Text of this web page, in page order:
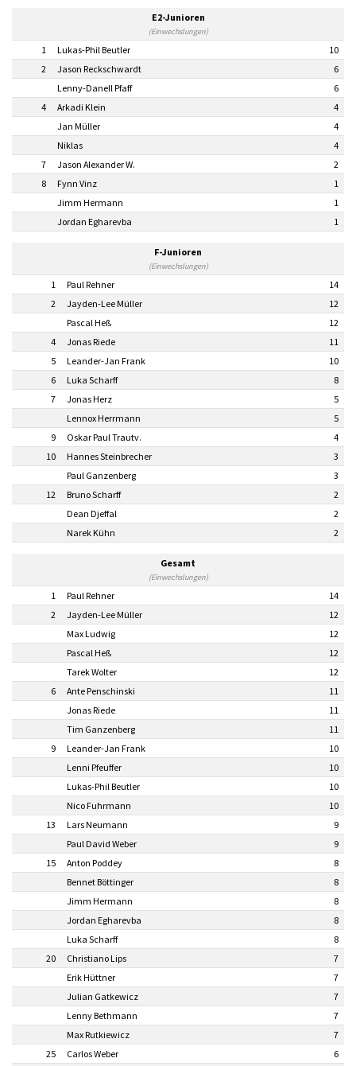
E2-Junioren
(Einwechslungen)
1 Lukas-Phil Beutler
10
2
Jason Reckschwardt
6
Lenny-Danell Pfaff
6
4
Arkadi Klein
4
Jan Müller
4
Niklas
4
7
Jason Alexander W.
2
8
Fynn Vinz
1
Jimm Hermann
1
Jordan Egharevba
1
F-Junioren
(Einwechslungen)
1 Paul Rehner
14
2
Jayden-Lee Müller
12
Pascal Heß
12
4
Jonas Riede
11
5
Leander-Jan Frank
10
6
Luka Scharff
8
7
Jonas Herz
5
Lennox Herrmann
5
9
Oskar Paul Trautv.
4
10
Hannes Steinbrecher
3
Paul Ganzenberg
3
12
Bruno Scharff
2
Dean Djeffal
2
Narek Kühn
2
Gesamt
(Einwechslungen)
1 Paul Rehner
14
2
Jayden-Lee Müller
12
Max Ludwig
12
Pascal Heß
12
Tarek Wolter
12
6
Ante Penschinski
11
Jonas Riede
11
Tim Ganzenberg
11
9
Leander-Jan Frank
10
Lenni Pfeuffer
10
Lukas-Phil Beutler
10
Nico Fuhrmann
10
13
Lars Neumann
9
Paul David Weber
9
15
Anton Poddey
8
Bennet Böttinger
8
Jimm Hermann
8
Jordan Egharevba
8
Luka Scharff
8
20
Christiano Lips
7
Erik Hüttner
7
Julian Gatkewicz
7
Lenny Bethmann
7
Max Rutkiewicz
7
25
Carlos Weber
6